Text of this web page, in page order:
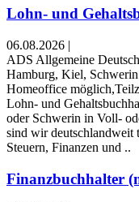
Lohn- und
06.08.2026 |
ADS Allgemeine
Hamburg, Kiel, Schwerin
Homeoffice
Lohn- und
oder Schwerin in Voll-
sind wir deutschlandweit
Steuern, Finanzen und ..
Finanzbuchhalter